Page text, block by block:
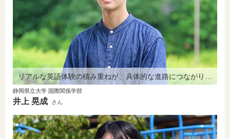
リアルな英語体験の積み重ねが、具体的な進路につながりました。
静岡県立大学 国際関係学部
井上 晃成 さん